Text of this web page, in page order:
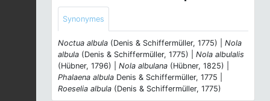
Synonymes
Noctua albula (Denis & Schiffermüller, 1775) | Nola
albula (Denis & Schiffermüller, 1775) | Nola albulalis
(Hübner, 1796) | Nola albulana (Hübner, 1825) |
Phalaena albula Denis & Schiffermüller, 1775 |
Roeselia albula (Denis & Schiffermüller, 1775)